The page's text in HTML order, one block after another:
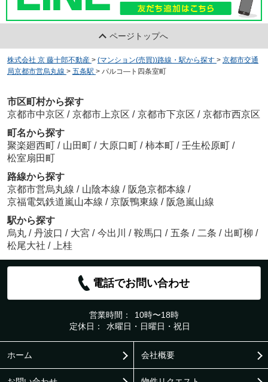
ページトップへ
株式会社 京 藤十郎不動産 > (マンション(売買))路線・駅から探す > 京都市交通
局京都市営烏丸線 > 五条駅 > パルコ―ト四条室町
市区町村から探す
京都市中京区 / 京都市上京区 / 京都市下京区 / 京都市西京区
町名から探す
聚楽廻西町 / 山田町 / 大原口町 / 柿本町 / 壬生松原町 /
松室扇田町
路線から探す
京都市営烏丸線 / 山陰本線 / 阪急京都本線 /
京福電気鉄道嵐山本線 / 京阪鴨東線 / 阪急嵐山線
駅から探す
烏丸 / 丹波口 / 大宮 / 今出川 / 鞍馬口 / 五条 / 二条 / 出町柳 /
松尾大社 / 上桂
電話でお問い合わせ
営業時間：
10時〜18時
定休日：
水曜日・日曜日・祝日
ホーム 会社概要